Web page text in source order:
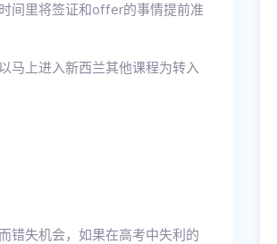
间里将签证和offer的事情提前准
马上进入新西兰其他课程为转入
错失机会，如果在高考中失利的